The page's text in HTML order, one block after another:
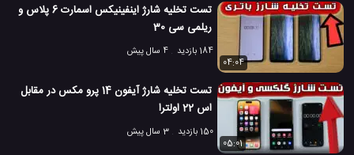
تست تخلیه شارژ اینفینیکس اسمارت 6 پلاس و
ریلمی سی 30
184 بازدید
4 سال پیش
04:04
تست تخلیه شارژ آیفون 14 پرو مکس در مقابل
اس 22 اولترا
150 بازدید
3 سال پیش
05:01